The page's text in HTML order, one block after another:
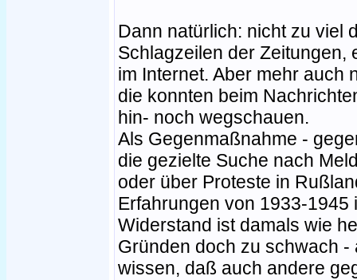
Dann natürlich: nicht zu viel
Schlagzeilen der Zeitungen,
im Internet. Aber mehr auch
die konnten beim
hin- noch wegschauen.
Als Gegenmaßnahme -
die gezielte Suche nach
oder über Proteste in
Erfahrungen von 1933-1945
Widerstand ist damals wie
Gründen doch zu schwach
wissen, daß auch andere